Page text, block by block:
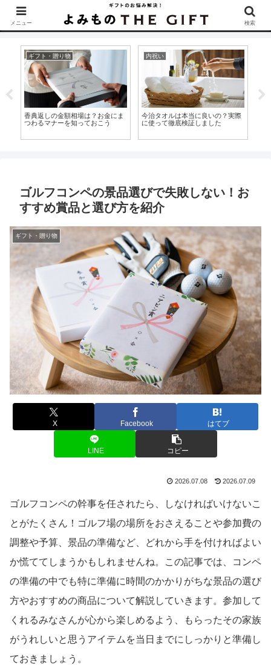
▶︎カタログギフトを探すなら『ソムリエ＠ギフト』をCheck！
ギフト・贈り物
香典返しの金額相場は？お金にま
つわるマナーを知っておこう
内祝い
今治タオルは本当に良いの？実際
に使って徹底検証しました
ゴルフコンペの景品選びで失敗しない！お
すすめ賞品と選び方を紹介
ギフト・贈り物
X Facebook はてブ
LINE コピー
2026.07.08 2026.07.09
ゴルフコンペの幹事を任されたら、しなければいけないこ
とがたくさん！ゴルフ場の場所をおさえることや参加費の
調整や予算、景品の準備など、どれから手を付ければよい
か慌ててしまうかもしれませんね。この記事では、コンペ
の準備の中でも特に準備に時間のかかりがちな景品の選び
方やおすすめの商品について解説していきます。参加して
くれるみなさんが心から楽しめるよう、もらったその家族
がうれしいと思うアイテムを当日までにしっかりと準備し
ておきましょう。
メニュー 検索